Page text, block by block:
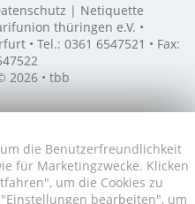
die Benutzerfreundlichkeit
für Marketingzwecke. Klicken
um die Cookies zu
bearbeiten", um
Netiquette
thüringen e.V. •
• Tel.: 0361 6547521 • Fax:
2026 • tbb